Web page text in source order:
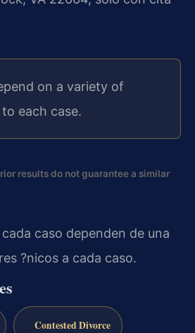
on a variety of
each case.
results do not guarantee a similar
caso dependen de una
?nicos a cada caso.
Contested Divorce